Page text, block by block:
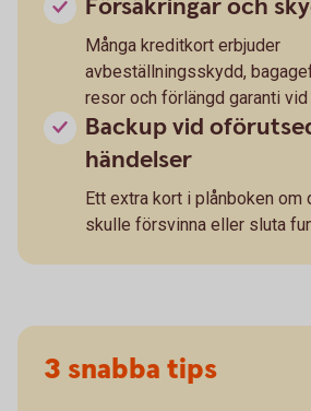
Försäkringar och
Många kreditkort erbjuder
avbeställningsskydd,
resor och förlängd garanti
Backup vid
händelser
Ett extra kort i plånboken om
skulle försvinna eller sluta
3 snabba tips